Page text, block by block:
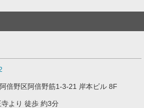
倍野区阿倍野筋1-3-21 岸本ビル 8F
より 徒歩 約3分